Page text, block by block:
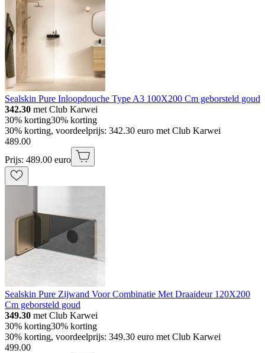
Sealskin Pure Inloopdouche Type A3 100X200 Cm geborsteld goud
342.30 met Club Karwei
30% korting30% korting
30% korting, voordeelprijs: 342.30 euro met Club Karwei
489.00
Prijs: 489.00 euro
Sealskin Pure Zijwand Voor Combinatie Met Draaideur 120X200
Cm geborsteld goud
349.30 met Club Karwei
30% korting30% korting
30% korting, voordeelprijs: 349.30 euro met Club Karwei
499.00